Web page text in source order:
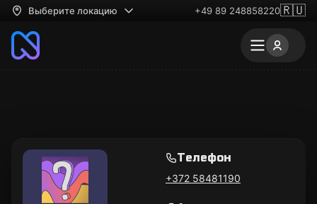
Выберите локацию +49 89 248858220🇷🇺
Телефон
+372 58481190